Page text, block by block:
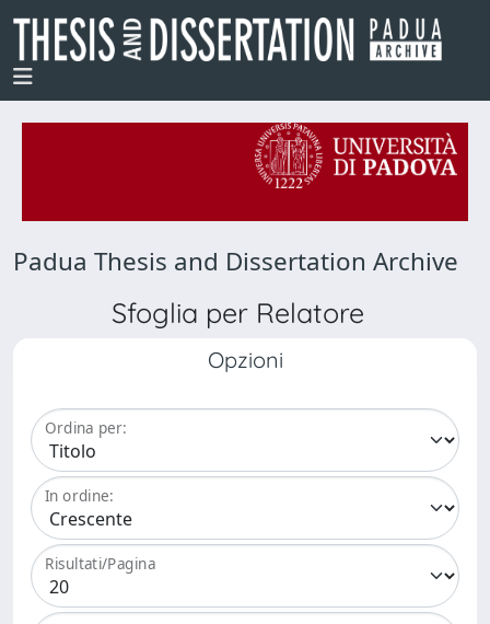
Padua Thesis and Dissertation Archive
Sfoglia per Relatore
Opzioni
Ordina per:
In ordine:
Risultati/Pagina